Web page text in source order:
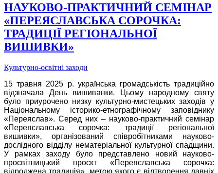
НАУКОВО-ПРАКТИЧНИЙ СЕМІНАР
«ПЕРЕЯСЛАВСЬКА СОРОЧКА:
ТРАДИЦІЇ РЕГІОНАЛЬНОЇ
ВИШИВКИ»
Культурно-освітні заходи
15 травня 2025 р. українська громадськість традиційно
відзначала День вишиванки. Цьому народному святу
було приурочено низку культурно-мистецьких заходів у
Національному історико-етнографічному заповіднику
«Переяслав». Серед них – науково-практичний семінар
«Переяславська сорочка: традиції регіональної
вишивки», організований співробітниками науково-
дослідного відділу нематеріальної культурної спадщини.
У рамках заходу було представлено новий науково-
просвітницький проєкт «Переяславська сорочка:
відроджена традиція», метою якого є відтворення давніх